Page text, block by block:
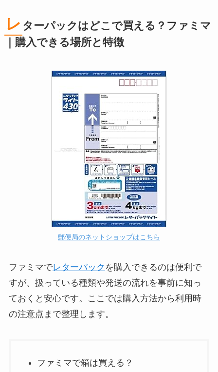
レ ターパックはどこで買える？ファミマ
｜購入できる場所と特徴
郵便局のネットショップはこちら
ファミマでレターパック を購入できるのは便利で
すが、扱っている種類や発送の流れを事前に知っ
ておくと安心です。ここでは購入方法から利用時
の注意点まで整理します。
ファミマで箱は買える？